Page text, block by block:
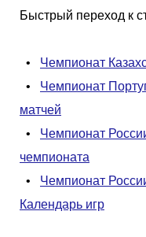
Быстрый переход к
• Чемпионат
• Чемпионат
матчей
• Чемпионат
чемпионата
• Чемпионат
Календарь игр